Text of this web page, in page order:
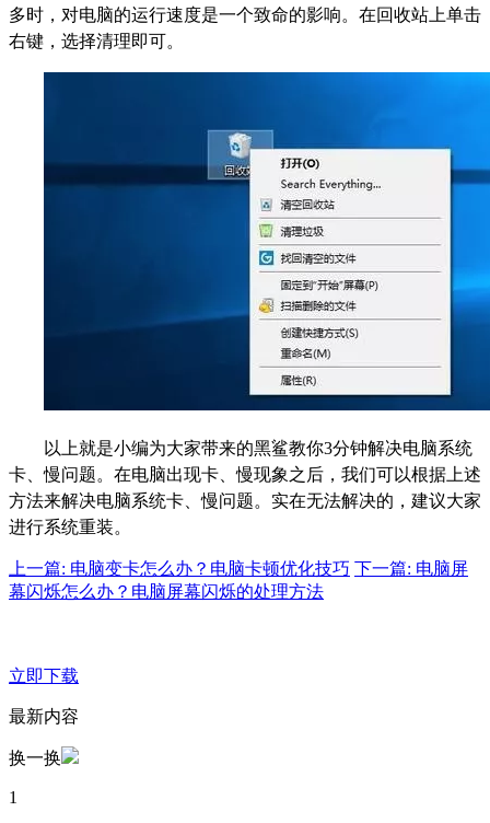
多时，对电脑的运行速度是一个致命的影响。在回收站上单击
右键，选择清理即可。
以上就是小编为大家带来的黑鲨教你3分钟解决电脑系统
卡、慢问题。在电脑出现卡、慢现象之后，我们可以根据上述
方法来解决电脑系统卡、慢问题。实在无法解决的，建议大家
进行系统重装。
上一篇: 电脑变卡怎么办？电脑卡顿优化技巧 下一篇: 电脑屏
幕闪烁怎么办？电脑屏幕闪烁的处理方法
立即下载
最新内容
换一换
1